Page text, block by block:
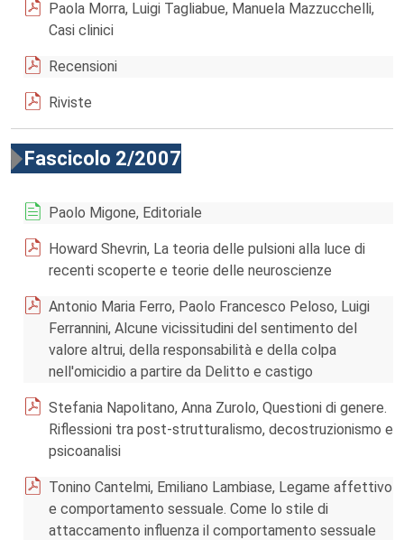
Paola Morra, Luigi Tagliabue, Manuela Mazzucchelli,
Casi clinici
Recensioni
Riviste
Fascicolo 2/2007
Paolo Migone, Editoriale
Howard Shevrin, La teoria delle pulsioni alla luce di
recenti scoperte e teorie delle neuroscienze
Antonio Maria Ferro, Paolo Francesco Peloso, Luigi
Ferrannini, Alcune vicissitudini del sentimento del
valore altrui, della responsabilità e della colpa
nell'omicidio a partire da Delitto e castigo
Stefania Napolitano, Anna Zurolo, Questioni di genere.
Riflessioni tra post-strutturalismo, decostruzionismo e
psicoanalisi
Tonino Cantelmi, Emiliano Lambiase, Legame affettivo
e comportamento sessuale. Come lo stile di
attaccamento influenza il comportamento sessuale